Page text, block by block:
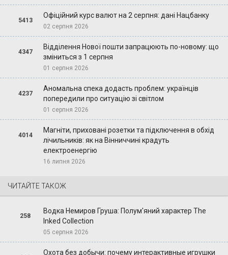
5413
Офіційний курс валют на 2 серпня: дані Нацбанку
02 серпня 2026
4347
Відділення Нової пошти запрацюють по-новому: що
зміниться з 1 серпня
01 серпня 2026
4237
Аномальна спека додасть проблем: українців
попередили про ситуацію зі світлом
01 серпня 2026
4014
Магніти, приховані розетки та підключення в обхід
лічильників: як на Вінниччині крадуть
електроенергію
16 липня 2026
ЧИТАЙТЕ ТАКОЖ
258
Водка Немиров Груша: Полум'яний характер The
Inked Collection
05 серпня 2026
Охота без добычи: почему интерактивные игрушки